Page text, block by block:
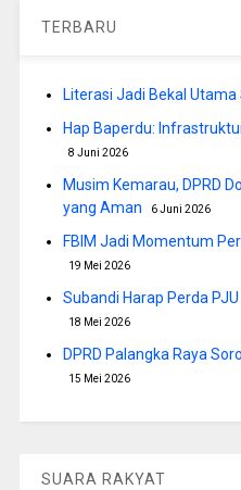
TERBARU
Literasi Jadi Bekal Utama
Hap Baperdu:
8 Juni 2026
Musim Kemarau, DPRD
yang Aman
6 Juni 2026
FBIM Jadi Momentum
19 Mei 2026
Subandi Harap Perda
18 Mei 2026
DPRD Palangka Raya
15 Mei 2026
SUARA RAKYAT